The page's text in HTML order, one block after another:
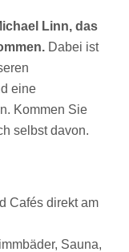
Linn, das
Dabei ist
eine
Kommen Sie
selbst davon.
Cafés direkt am
Sauna,